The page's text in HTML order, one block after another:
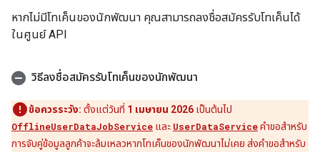
หากไม่มีโทเค็นของนักพัฒนา คุณสามารถลงชื่อสมัครรับโทเค็นได้
ในศูนย์ API
วิธีลงชื่อสมัครรับโทเค็นของนักพัฒนา
ข้อควรระวัง: ตั้งแต่วันที่ 1 เมษายน 2026 เป็นต้นไป
OfflineUserDataJobService และ UserDataServiceคำขอสำหรับ
การจับคู่ข้อมูลลูกค้าจะล้มเหลวหากโทเค็นของนักพัฒนาไม่เคย ส่งคำขอสำหรับ